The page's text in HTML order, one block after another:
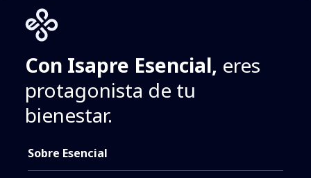
Con Isapre Esencial, eres
protagonista de tu
bienestar.
Sobre Esencial